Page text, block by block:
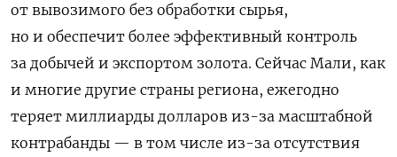
от вывозимого без обработки сырья,
но и обеспечит более эффективный контроль
за добычей и экспортом золота. Сейчас Мали, как
и многие другие страны региона, ежегодно
теряет миллиарды долларов из-за масштабной
контрабанды — в том числе из-за отсутствия